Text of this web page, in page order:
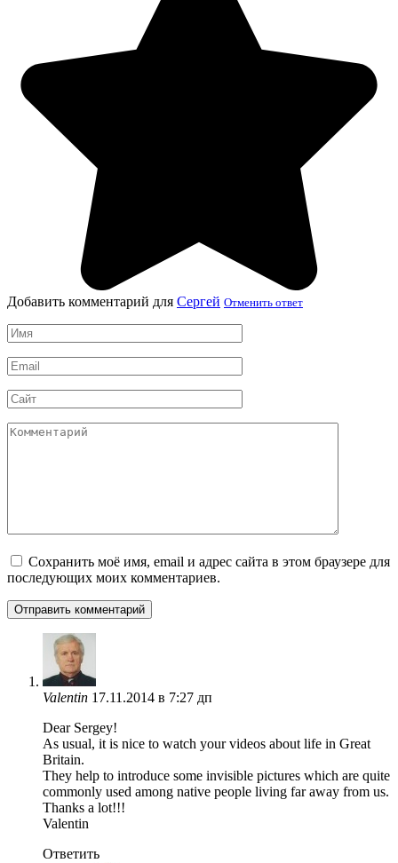
Добавить комментарий для Сергей Отменить ответ
Имя
*
Email
*
Сайт
Комментарий
Сохранить моё имя, email и адрес сайта в этом браузере для
последующих моих комментариев.
Valentin 17.11.2014 в 7:27 дп
Dear Sergey!
As usual, it is nice to watch your videos about life in Great
Britain.
They help to introduce some invisible pictures which are quite
commonly used among native people living far away from us.
Thanks a lot!!!
Valentin
Ответить